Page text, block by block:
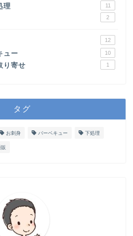
理 11
2
12
ュー 10
り寄せ 1
タグ
お刺身 バーベキュー 下処理
販